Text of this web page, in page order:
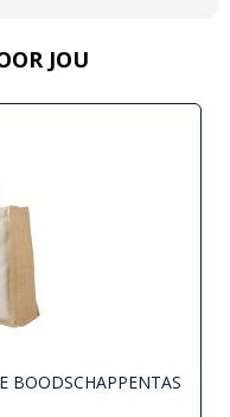
JOU
BOODSCHAPPENTAS